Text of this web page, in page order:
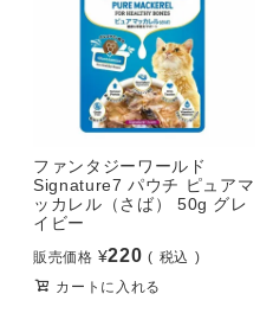
ファンタジーワールド
Signature7 パウチ ピュアマ
ッカレル（さば） 50g グレ
イビー
販売価格 ¥220
税込
カートに入れる